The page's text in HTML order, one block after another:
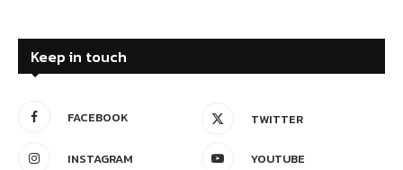
Keep in touch
FACEBOOK TWITTER
INSTAGRAM YOUTUBE